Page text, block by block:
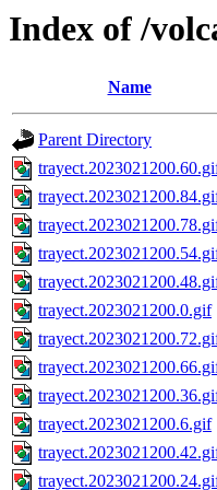
Index of /
Name
Parent Directory
trayect.2023021200.0.gif
trayect.2023021200.6.gif